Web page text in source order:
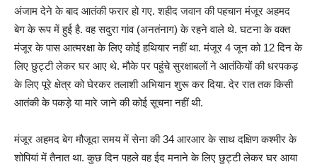
अंजाम देने के बाद आतंकी फरार हो गए. शहीद जवान की पहचान मंजूर अहमद
बेग के रूप में हुई है. वह सदुरा गांव (अनतंनाग) के रहने वाले थे. घटना के वक्त
मंजूर के पास आत्मरक्षा के लिए कोई हथियार नहीं था. मंजूर 4 जून को 12 दिन के
लिए छुट्टी लेकर घर आए थे. मौके पर पहुंचे सुरक्षाबलों ने आतंकियों की धरपकड़
के लिए पूरे क्षेत्र को घेरकर तलाशी अभियान शुरू कर दिया. देर रात तक किसी
आतंकी के पकड़े या मारे जाने की कोई सूचना नहीं थी.
मंजूर अहमद बेग मौजूदा समय में सेना की 34 आरआर के साथ दक्षिण कश्मीर के
शोपियां में तैनात था. कुछ दिन पहले वह ईद मनाने के लिए छुट्टी लेकर घर आया